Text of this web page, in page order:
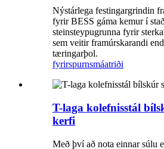
Nýstárlega festingargrindin
fyrir BESS gáma kemur í
steinsteypugrunna fyrir
sem veitir framúrskarandi
tæringarþol.
fyrirspurnsmáatriði
T-laga kolefnisstál
kerfi
Með því að nota einnar súlu